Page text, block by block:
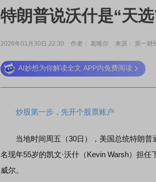
特朗普说沃什是“天
2026年01月30日 22:30 作者： 葛唯尔 来源： 第一财
AI妙想为你解读全文 APP内免费阅读
炒股第一步，先开个股票账户
当地时间周五（30日），美国总统特朗普
名现年55岁的凯文·沃什（Kevin Warsh）担
威尔。
稀土